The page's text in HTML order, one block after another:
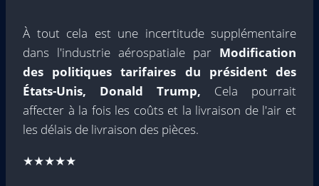
À tout cela est une incertitude supplémentaire
dans l'industrie aérospatiale par Modification
des politiques tarifaires du président des
États-Unis, Donald Trump, Cela pourrait
affecter à la fois les coûts et la livraison de l'air et
les délais de livraison des pièces.
★★★★★